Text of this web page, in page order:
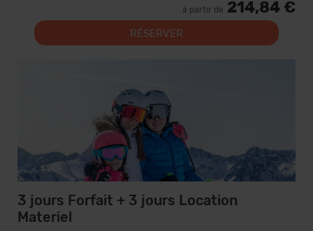
à partir de 214,84 €
RÉSERVER
3 jours Forfait + 3 jours Location
Materiel